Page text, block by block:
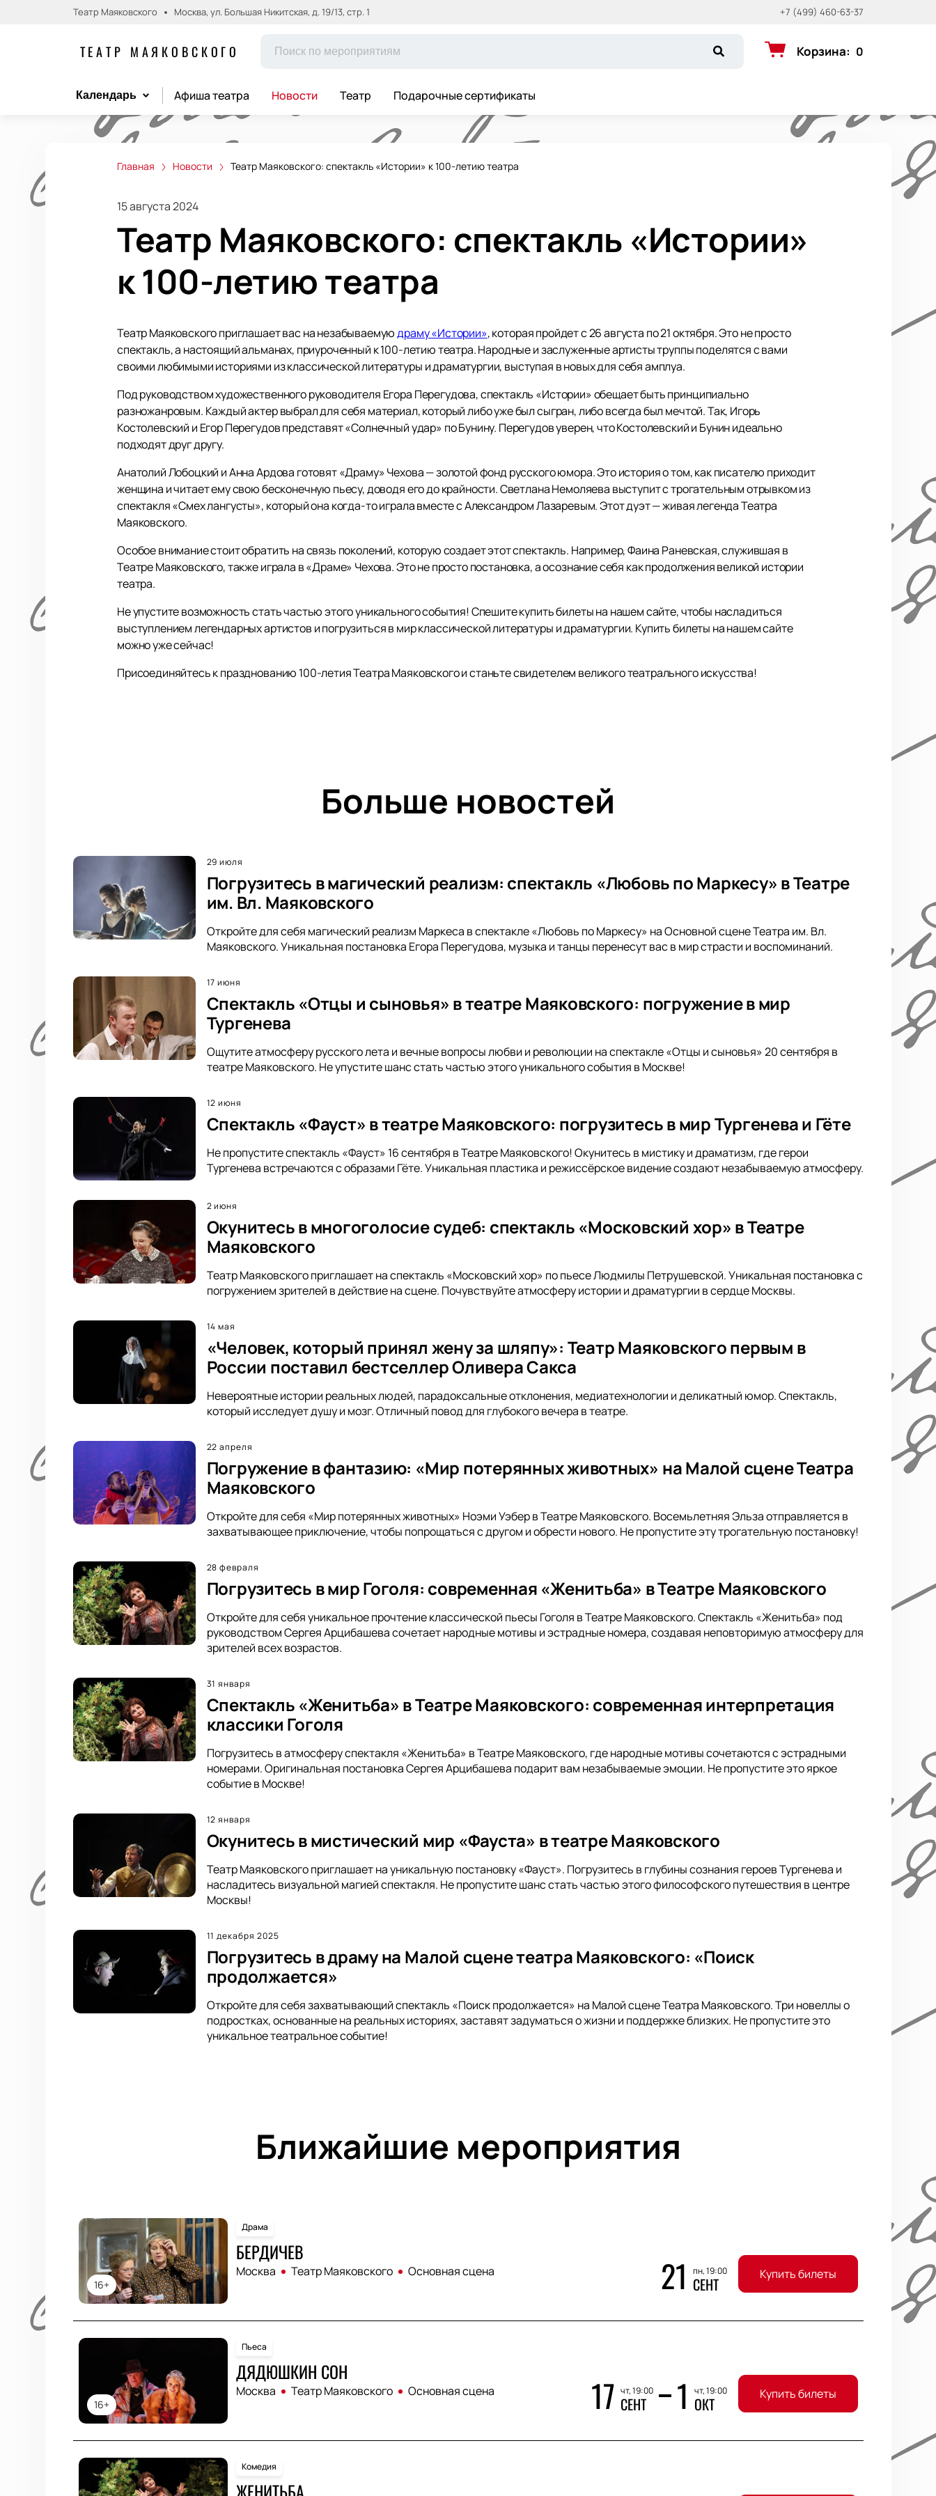
Театр Маяковского Москва, ул. Большая Никитская, д. 19/13, стр. 1 +7 (499) 460-63-37
ТЕАТР МАЯКОВСКОГО Корзина: 0
Календарь Афиша театра Новости Театр Подарочные сертификаты
Главная Новости Театр Маяковского: спектакль «Истории» к 100-летию театра
15 августа 2024
Театр Маяковского: спектакль «Истории»
к 100-летию театра
Театр Маяковского приглашает вас на незабываемуюдраму «Истории», которая пройдет с 26 августа по 21 октября. Это не просто
спектакль, а настоящий альманах, приуроченный к 100-летию театра. Народные и заслуженные артисты труппы поделятся с вами
своими любимыми историями из классической литературы и драматургии, выступая в новых для себя амплуа.
Под руководством художественного руководителя Егора Перегудова, спектакль «Истории» обещает быть принципиально
разножанровым. Каждый актер выбрал для себя материал, который либо уже был сыгран, либо всегда был мечтой. Так, Игорь
Костолевский и Егор Перегудов представят «Солнечный удар» по Бунину. Перегудов уверен, что Костолевский и Бунин идеально
подходят друг другу.
Анатолий Лобоцкий и Анна Ардова готовят «Драму» Чехова — золотой фонд русского юмора. Это история о том, как писателю приходит
женщина и читает ему свою бесконечную пьесу, доводя его до крайности. Светлана Немоляева выступит с трогательным отрывком из
спектакля «Смех лангусты», который она когда-то играла вместе с Александром Лазаревым. Этот дуэт — живая легенда Театра
Маяковского.
Особое внимание стоит обратить на связь поколений, которую создает этот спектакль. Например, Фаина Раневская, служившая в
Театре Маяковского, также играла в «Драме» Чехова. Это не просто постановка, а осознание себя как продолжения великой истории
театра.
Не упустите возможность стать частью этого уникального события! Спешите купить билеты на нашем сайте, чтобы насладиться
выступлением легендарных артистов и погрузиться в мир классической литературы и драматургии. Купить билеты на нашем сайте
можно уже сейчас!
Присоединяйтесь к празднованию 100-летия Театра Маяковского и станьте свидетелем великого театрального искусства!
Больше новостей
29 июля
Погрузитесь в магический реализм: спектакль «Любовь по Маркесу» в Театре
им. Вл. Маяковского
Откройте для себя магический реализм Маркеса в спектакле «Любовь по Маркесу» на Основной сцене Театра им. Вл.
Маяковского. Уникальная постановка Егора Перегудова, музыка и танцы перенесут вас в мир страсти и воспоминаний.
17 июня
Спектакль «Отцы и сыновья» в театре Маяковского: погружение в мир
Тургенева
Ощутите атмосферу русского лета и вечные вопросы любви и революции на спектакле «Отцы и сыновья» 20 сентября в
театре Маяковского. Не упустите шанс стать частью этого уникального события в Москве!
12 июня
Спектакль «Фауст» в театре Маяковского: погрузитесь в мир Тургенева и Гёте
Не пропустите спектакль «Фауст» 16 сентября в Театре Маяковского! Окунитесь в мистику и драматизм, где герои
Тургенева встречаются с образами Гёте. Уникальная пластика и режиссёрское видение создают незабываемую атмосферу.
2 июня
Окунитесь в многоголосие судеб: спектакль «Московский хор» в Театре
Маяковского
Театр Маяковского приглашает на спектакль «Московский хор» по пьесе Людмилы Петрушевской. Уникальная постановка с
погружением зрителей в действие на сцене. Почувствуйте атмосферу истории и драматургии в сердце Москвы.
14 мая
«Человек, который принял жену за шляпу»: Театр Маяковского первым в
России поставил бестселлер Оливера Сакса
Невероятные истории реальных людей, парадоксальные отклонения, медиатехнологии и деликатный юмор. Спектакль,
который исследует душу и мозг. Отличный повод для глубокого вечера в театре.
22 апреля
Погружение в фантазию: «Мир потерянных животных» на Малой сцене Театра
Маяковского
Откройте для себя «Мир потерянных животных» Ноэми Уэбер в Театре Маяковского. Восемьлетняя Эльза отправляется в
захватывающее приключение, чтобы попрощаться с другом и обрести нового. Не пропустите эту трогательную постановку!
28 февраля
Погрузитесь в мир Гоголя: современная «Женитьба» в Театре Маяковского
Откройте для себя уникальное прочтение классической пьесы Гоголя в Театре Маяковского. Спектакль «Женитьба» под
руководством Сергея Арцибашева сочетает народные мотивы и эстрадные номера, создавая неповторимую атмосферу для
зрителей всех возрастов.
31 января
Спектакль «Женитьба» в Театре Маяковского: современная интерпретация
классики Гоголя
Погрузитесь в атмосферу спектакля «Женитьба» в Театре Маяковского, где народные мотивы сочетаются с эстрадными
номерами. Оригинальная постановка Сергея Арцибашева подарит вам незабываемые эмоции. Не пропустите это яркое
событие в Москве!
12 января
Окунитесь в мистический мир «Фауста» в театре Маяковского
Театр Маяковского приглашает на уникальную постановку «Фауст». Погрузитесь в глубины сознания героев Тургенева и
насладитесь визуальной магией спектакля. Не пропустите шанс стать частью этого философского путешествия в центре
Москвы!
11 декабря 2025
Погрузитесь в драму на Малой сцене театра Маяковского: «Поиск
продолжается»
Откройте для себя захватывающий спектакль «Поиск продолжается» на Малой сцене Театра Маяковского. Три новеллы о
подростках, основанные на реальных историях, заставят задуматься о жизни и поддержке близких. Не пропустите это
уникальное театральное событие!
Ближайшие мероприятия
16+
Драма
БЕРДИЧЕВ
Москва Театр Маяковского Основная сцена 21 пн, 19:00
СЕНТ Купить билеты
16+
Пьеса
ДЯДЮШКИН СОН
Москва Театр Маяковского Основная сцена 17 чт, 19:00
СЕНТ 1 чт, 19:00
ОКТ Купить билеты
Комедия
ЖЕНИТЬБА